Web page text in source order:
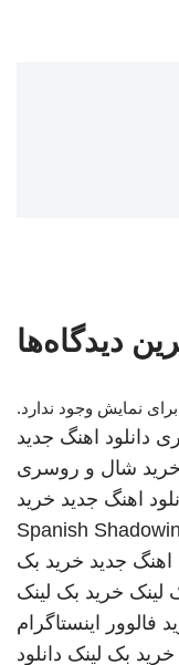
دیدگاه‌ها
نمایش وجود ندارد.
دانلود اهنگ جدید
خرید شال و روسری
اهنگ جدید خرید
Spanish
اهنگ جدید خرید بک
لینک خرید بک لینک
فالوور اینستاگرام
خرید بک لینک دانلود